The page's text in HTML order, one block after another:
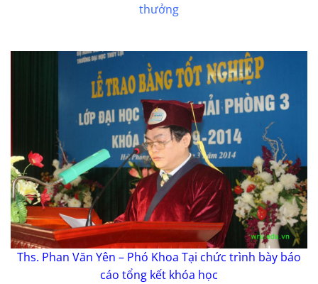
thưởng
Ths. Phan Văn Yên – Phó Khoa Tại chức trình bày báo
cáo tổng kết khóa học